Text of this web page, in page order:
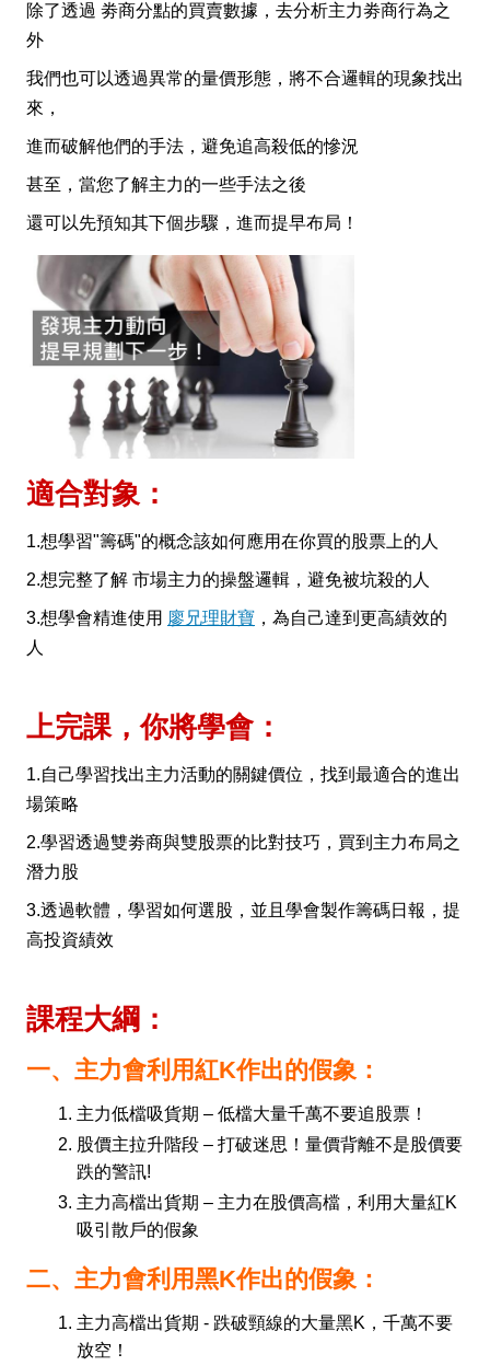
除了透過 劵商分點的買賣數據，去分析主力劵商行為之
外
我們也可以透過異常的量價形態，將不合邏輯的現象找出
來，
進而破解他們的手法，避免追高殺低的慘況
甚至，當您了解主力的一些手法之後
還可以先預知其下個步驟，進而提早布局！
適合對象：
1.想學習"籌碼"的概念該如何應用在你買的股票上的人
2.想完整了解 市場主力的操盤邏輯，避免被坑殺的人
3.想學會精進使用 廖兄理財寶 ，為自己達到更高績效的
人
上完課，你將學會：
1.自己學習找出主力活動的關鍵價位，找到最適合的進出
場策略
2.學習透過雙劵商與雙股票的比對技巧，買到主力布局之
潛力股
3.透過軟體，學習如何選股，並且學會製作籌碼日報，提
高投資績效
課程大綱：
一、主力會利用紅K作出的假象：
主力低檔吸貨期 – 低檔大量千萬不要追股票！
股價主拉升階段 – 打破迷思！量價背離不是股價要
跌的警訊!
主力高檔出貨期 – 主力在股價高檔，利用大量紅K
吸引散戶的假象
二、主力會利用黑K作出的假象：
主力高檔出貨期 - 跌破頸線的大量黑K，千萬不要
放空！